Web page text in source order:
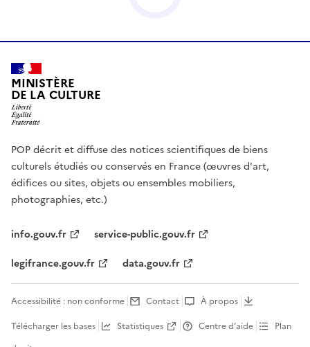
MINISTÈRE
DE LA CULTURE
POP décrit et diffuse des notices scientifiques de biens
culturels étudiés ou conservés en France (œuvres d'art,
édifices ou sites, objets ou ensembles mobiliers,
photographies, etc.)
info.gouv.fr
service-public.gouv.fr
legifrance.gouv.fr
data.gouv.fr
Accessibilité : non conforme Contact
À propos
Télécharger les bases
Statistiques Centre d’aide
Plan